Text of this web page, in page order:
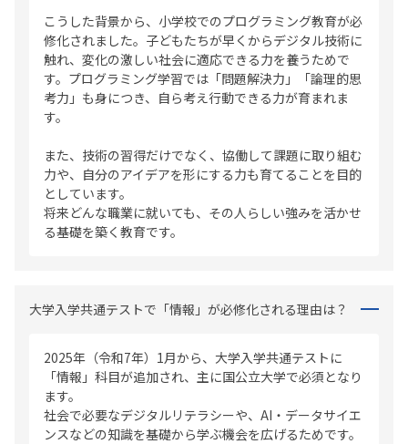
こうした背景から、小学校でのプログラミング教育が必
修化されました。子どもたちが早くからデジタル技術に
触れ、変化の激しい社会に適応できる力を養うためで
す。プログラミング学習では「問題解決力」「論理的思
考力」も身につき、自ら考え行動できる力が育まれま
す。
また、技術の習得だけでなく、協働して課題に取り組む
力や、自分のアイデアを形にする力も育てることを目的
としています。
将来どんな職業に就いても、その人らしい強みを活かせ
る基礎を築く教育です。
大学入学共通テストで「情報」が必修化される理由は？
2025年（令和7年）1月から、大学入学共通テストに
「情報」科目が追加され、主に国公立大学で必須となり
ます。
社会で必要なデジタルリテラシーや、AI・データサイエ
ンスなどの知識を基礎から学ぶ機会を広げるためです。